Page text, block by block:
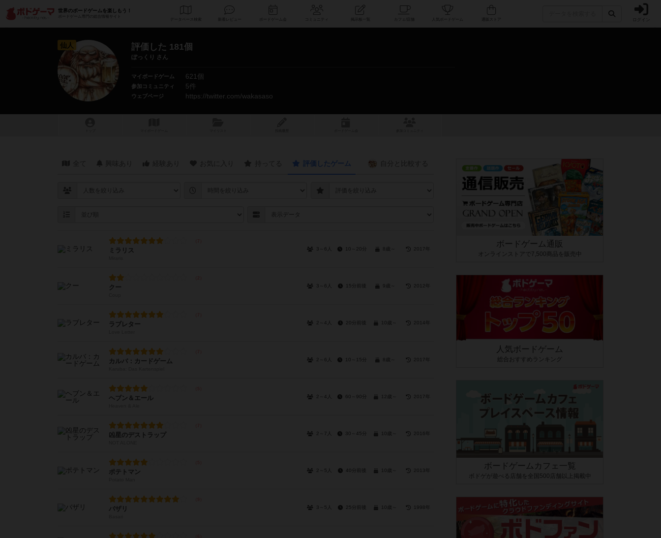
世界のボードゲームを楽しもう！
ボードゲーム専門の総合情報サイト
データベース コミュニティ 人気ボードゲーム ログイン
仙人 評価した 181個
ぽっくり さん
マイボードゲーム 621個
参加コミュニティ 5件
ウェブページ https://twitter.com/wakasaso
評価したゲーム
ミラリス 3～6人 10～20分 8歳～ 2017年
クー 3～6人 15分前後 9歳～ 2012年
ラブレター 2～4人 20分前後 10歳～ 2014年
カルバ：カードゲーム 2～6人 10～15分 8歳～ 2017年
ヘブン＆エール 2～4人 60～90分 12歳～ 2017年
凶星のデストラップ 2～7人 30～45分 10歳～ 2016年
ポテトマン 2～5人 40分前後 10歳～ 2013年
バザリ 3～5人 25分前後 10歳～ 1998年
ボードゲーム通販
オンラインストアで7,500商品を販売中
人気ボードゲーム
総合おすすめランキング
ボードゲームカフェ一覧
ボドゲが遊べる店舗を全国500店舗以上掲載中